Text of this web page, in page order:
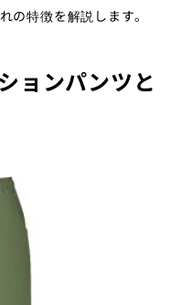
の特徴を解説します。
ョンパンツと